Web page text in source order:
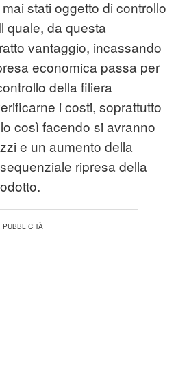
stati oggetto di controllo
quale, da questa
vantaggio, incassando
economica passa per
della filiera
i costi, soprattutto
così facendo si avranno
e un aumento della
ripresa della